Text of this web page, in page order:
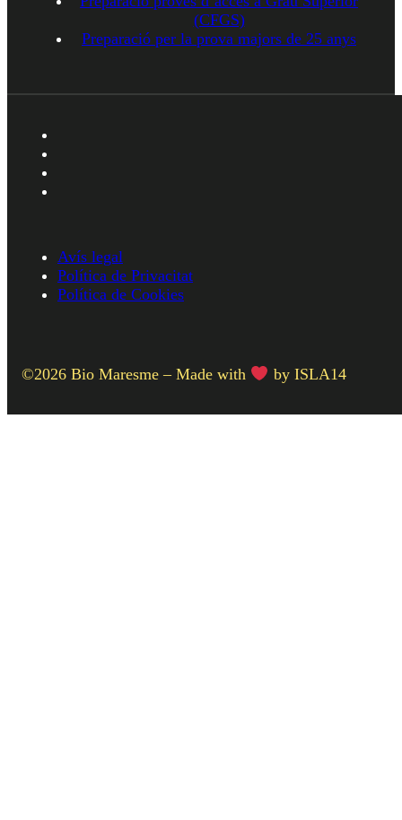
(CFGS)
Preparació per la prova majors de 25 anys
Avís legal
Política de Privacitat
Política de Cookies
©2026 Bio Maresme – Made with by ISLA14